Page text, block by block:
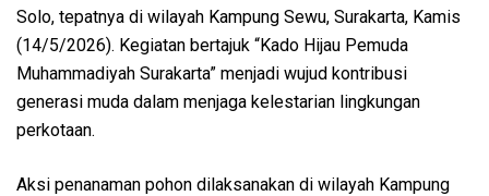
Solo, tepatnya di wilayah Kampung Sewu, Surakarta, Kamis
(14/5/2026). Kegiatan bertajuk “Kado Hijau Pemuda
Muhammadiyah Surakarta” menjadi wujud kontribusi
generasi muda dalam menjaga kelestarian lingkungan
perkotaan.
Aksi penanaman pohon dilaksanakan di wilayah Kampung